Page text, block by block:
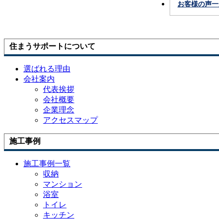
お客様の声
住まうサポートについて
選ばれる理由
会社案内
代表挨拶
会社概要
企業理念
アクセスマップ
施工事例
施工事例一覧
収納
マンション
浴室
トイレ
キッチン